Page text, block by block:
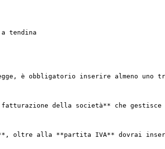
tendina
è obbligatorio inserire almeno uno
fatturazione della società** che
oltre alla **partita IVA** dovrai